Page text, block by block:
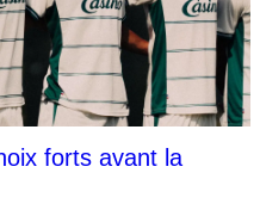
forts avant la